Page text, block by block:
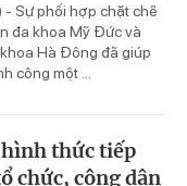
- Sự phối hợp chặt chẽ
đa khoa Mỹ Đức và
Hà Đông đã giúp
công một ...
thức tiếp
chức, công dân